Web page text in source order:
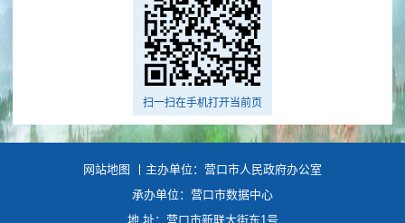
扫一扫在手机打开当前页
网站地图
丨主办单位：营口市人民政府办公室
承办单位：营口市数据中心
地 址：营口市新联大街东1号